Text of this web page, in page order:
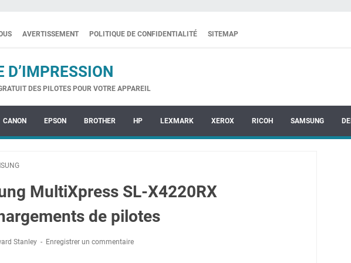
AVERTISSEMENT POLITIQUE DE CONFIDENTIALITÉ SITEMAP
D’IMPRESSION
DES PILOTES POUR VOTRE APPAREIL
CANON EPSON BROTHER HP LEXMARK XEROX RICOH SAMSUNG
MultiXpress SL-X4220RX
de pilotes
Stanley Enregistrer un commentaire